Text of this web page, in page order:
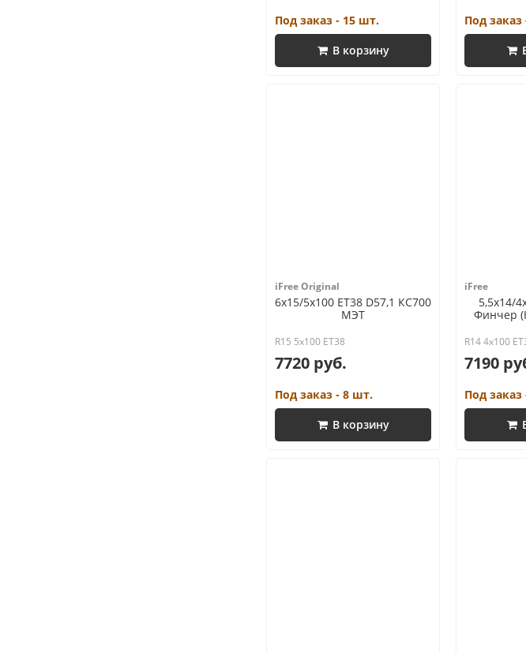
Под заказ - 15 шт.
В корзину
Под
iFree Original
6x15/5x100 ET38 D57,1 КС700
МЭТ
R15 5x100 ET38
7720 руб.
Под заказ - 8 шт.
В корзину
iFree
5,5x14/
Финчер
R14 4x100
7190
Под